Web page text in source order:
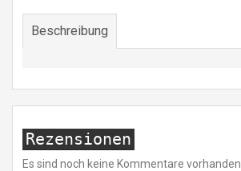
Beschreibung
Rezensionen
Es sind noch keine Kommentare vorhanden.